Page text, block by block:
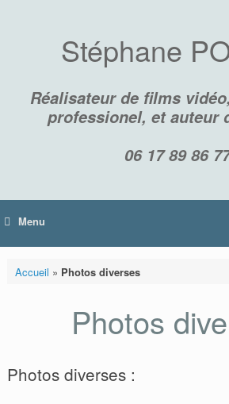
Stéphane
Réalisateur de films
professionel, et auteur
06 17 89 86
Menu
Accueil » Photos diverses
Photos
Photos diverses :